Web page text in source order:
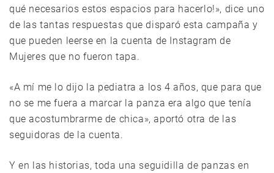
qué necesarios estos espacios para hacerlo!», dice uno
de las tantas respuestas que disparó esta campaña y
que pueden leerse en la cuenta de Instagram de
Mujeres que no fueron tapa.
«A mí me lo dijo la pediatra a los 4 años, que para que
no se me fuera a marcar la panza era algo que tenía
que acostumbrarme de chica», aportó otra de las
seguidoras de la cuenta.
Y en las historias, toda una seguidilla de panzas en